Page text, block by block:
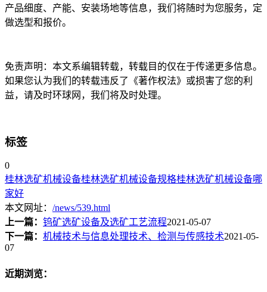
产品细度、产能、安装场地等信息，我们将随时为您服务，定
做选型和报价。
免责声明：本文系编辑转载，转载目的仅在于传递更多信息。
如果您认为我们的转载违反了《著作权法》或损害了您的利
益，请及时环球网，我们将及时处理。
标签
0
桂林选矿机械设备桂林选矿机械设备规格桂林选矿机械设备哪
家好
本文网址： /news/539.html
上一篇： 钨矿选矿设备及选矿工艺流程2021-05-07
下一篇： 机械技术与信息处理技术、检测与传感技术2021-05-
07
近期浏览：